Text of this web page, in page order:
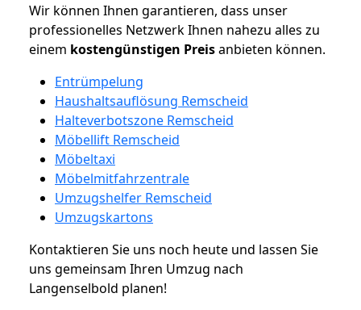
Wir können Ihnen garantieren, dass unser
professionelles Netzwerk Ihnen nahezu alles zu
einem kostengünstigen Preisanbieten können.
Entrümpelung
Haushaltsauflösung Remscheid
Halteverbotszone Remscheid
Möbellift Remscheid
Möbeltaxi
Möbelmitfahrzentrale
Umzugshelfer Remscheid
Umzugskartons
Kontaktieren Sie uns noch heute und lassen Sie
uns gemeinsam Ihren Umzug nach
Langenselbold planen!